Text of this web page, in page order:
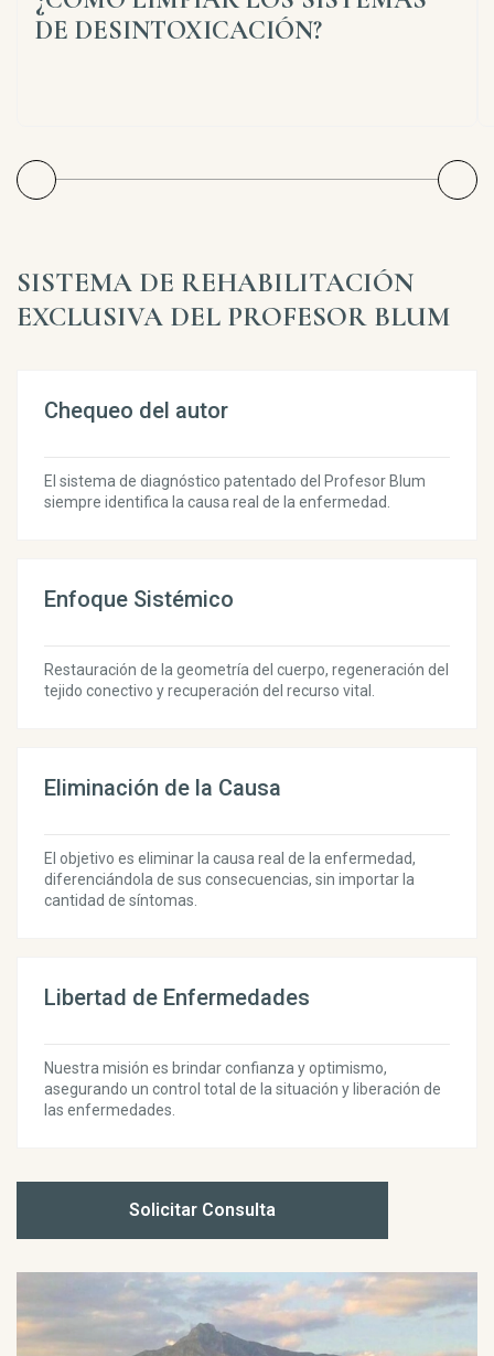
DE DESINTOXICACIÓN?
SISTEMA DE REHABILITACIÓN
EXCLUSIVA DEL PROFESOR BLUM
Chequeo del autor
El sistema de diagnóstico patentado del Profesor Blum
siempre identifica la causa real de la enfermedad.
Enfoque Sistémico
Restauración de la geometría del cuerpo, regeneración del
tejido conectivo y recuperación del recurso vital.
Eliminación de la Causa
El objetivo es eliminar la causa real de la enfermedad,
diferenciándola de sus consecuencias, sin importar la
cantidad de síntomas.
Libertad de Enfermedades
Nuestra misión es brindar confianza y optimismo,
asegurando un control total de la situación y liberación de
las enfermedades.
Solicitar Consulta